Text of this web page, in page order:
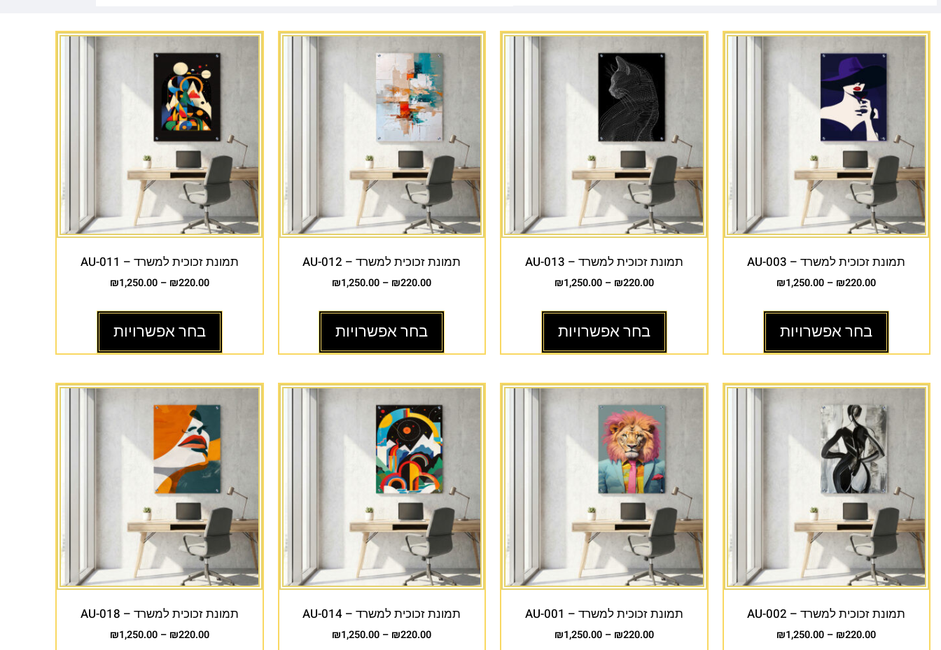
תמונת זכוכית למשרד – AU-003
₪220.00
–
₪1,250.00
בחר אפשרויות
תמונת זכוכית למשרד – AU-013
₪220.00
–
₪1,250.00
בחר אפשרויות
תמונת זכוכית למשרד – AU-012
₪220.00
–
₪1,250.00
בחר אפשרויות
תמונת זכוכית למשרד – AU-011
₪220.00
–
₪1,250.00
בחר אפשרויות
תמונת זכוכית למשרד – AU-002
₪220.00
–
₪1,250.00
תמונת זכוכית למשרד – AU-001
₪220.00
–
₪1,250.00
תמונת זכוכית למשרד – AU-014
₪220.00
–
₪1,250.00
תמונת זכוכית למשרד – AU-018
₪220.00
–
₪1,250.00